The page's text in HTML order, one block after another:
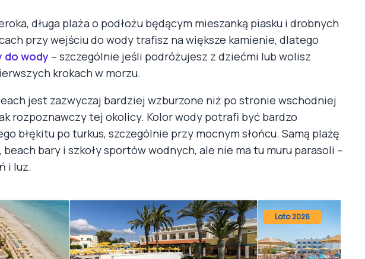
długa plaża o podłożu będącym mieszanką piasku i drobnych
przy wejściu do wody trafisz na większe kamienie, dlatego
do wody – szczególnie jeśli podróżujesz z dziećmi lub wolisz
krokach w morzu.
jest zazwyczaj bardziej wzburzone niż po stronie wschodniej
rozpoznawczy tej okolicy. Kolor wody potrafi być bardzo
błękitu po turkus, szczególnie przy mocnym słońcu. Samą plażę
bary i szkoły sportów wodnych, ale nie ma tu muru parasoli –
i luz.
Lato 2026